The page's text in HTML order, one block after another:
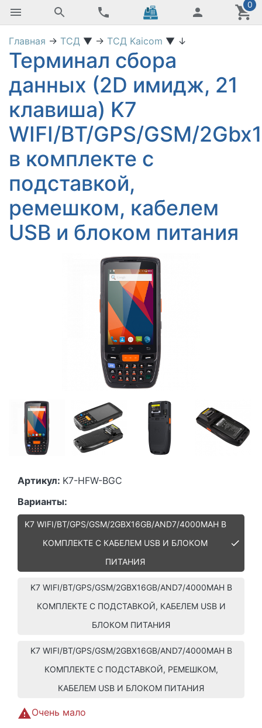
0
Главная → ТСД ▼ → ТСД Kaicom ▼ ↓
Терминал сбора
данных (2D имидж, 21
клавиша) K7
WIFI/BT/GPS/GSM/
в комплекте с
подставкой,
ремешком, кабелем
USB и блоком питания
Артикул: K7-HFW-BGC
Варианты:
K7 WIFI/BT/GPS/GSM/2GBX16GB/AND7/4000MAH В
КОМПЛЕКТЕ С КАБЕЛЕМ USB И БЛОКОМ
ПИТАНИЯ
K7 WIFI/BT/GPS/GSM/2GBX16GB/AND7/4000MAH В
КОМПЛЕКТЕ С ПОДСТАВКОЙ, КАБЕЛЕМ USB И
БЛОКОМ ПИТАНИЯ
K7 WIFI/BT/GPS/GSM/2GBX16GB/AND7/4000MAH В
КОМПЛЕКТЕ С ПОДСТАВКОЙ, РЕМЕШКОМ,
КАБЕЛЕМ USB И БЛОКОМ ПИТАНИЯ
Очень мало